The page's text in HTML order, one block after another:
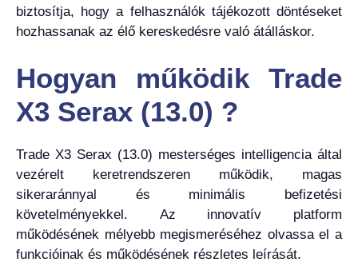
biztosítja, hogy a felhasználók tájékozott döntéseket
hozhassanak az élő kereskedésre való átálláskor.
Hogyan működik Trade
X3 Serax (13.0) ?
Trade X3 Serax (13.0) mesterséges intelligencia által
vezérelt keretrendszeren működik, magas
sikeraránnyal és minimális befizetési
követelményekkel. Az innovatív platform
működésének mélyebb megismeréséhez olvassa el a
funkcióinak és működésének részletes leírását.